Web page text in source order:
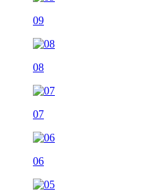
09
08
07
06